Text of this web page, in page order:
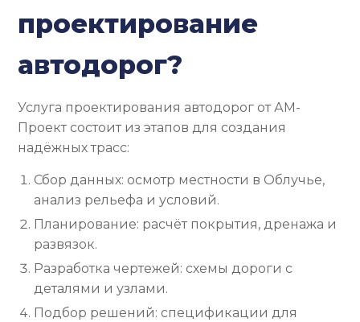
проектирование
автодорог?
Услуга проектирования автодорог от АМ-
Проект состоит из этапов для создания
надёжных трасс:
Сбор данных: осмотр местности в Облучье,
анализ рельефа и условий.
Планирование: расчёт покрытия, дренажа и
развязок.
Разработка чертежей: схемы дороги с
деталями и узлами.
Подбор решений: спецификации для